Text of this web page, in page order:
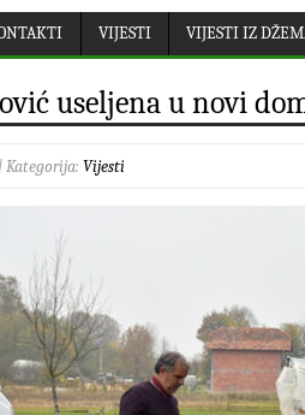
VIJESTI VIJESTI IZ
useljena u novi
Kategorija: Vijesti